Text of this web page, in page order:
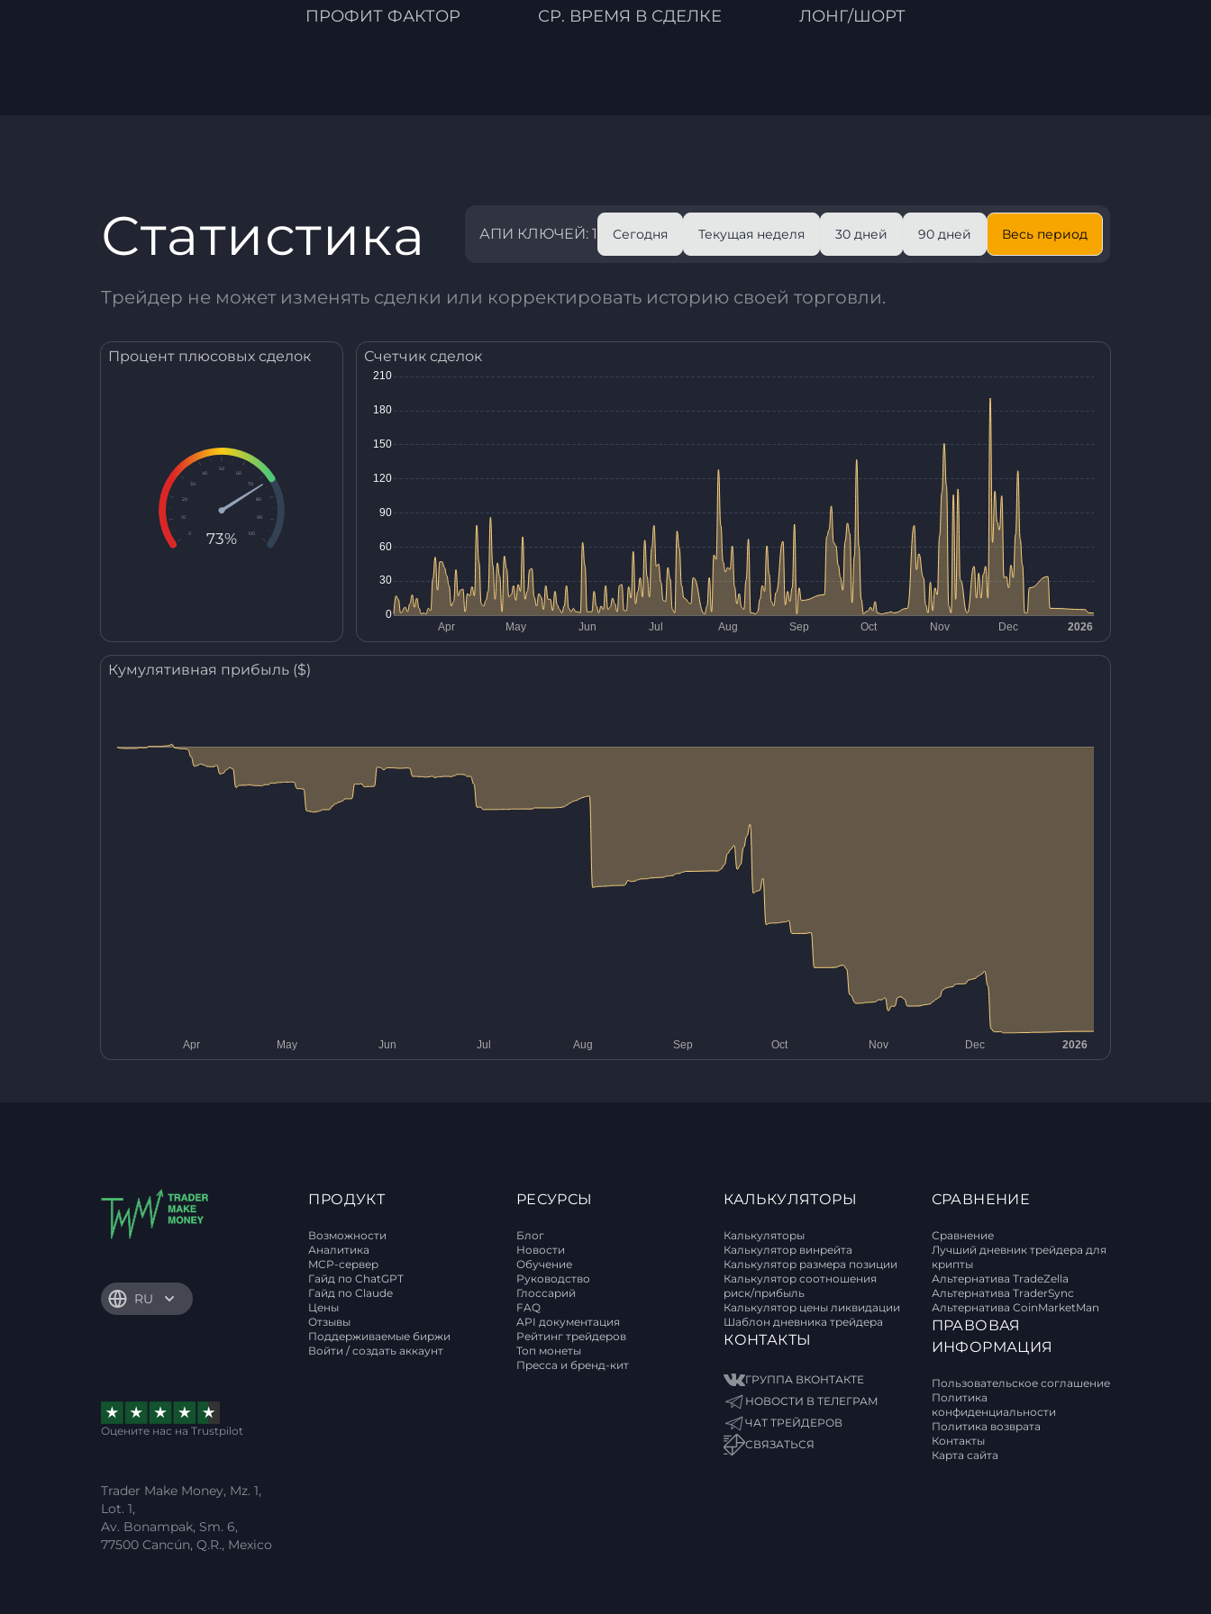
ПРОФИТ ФАКТОР СР. ВРЕМЯ В СДЕЛКЕ ЛОНГ/ШОРТ
Статистика АПИ КЛЮЧЕЙ: 1 Сегодня Текущая неделя 30 дней 90 дней Весь период
Трейдер не может изменять сделки или корректировать историю своей торговли.
Процент плюсовых сделок
0
10
20
30
40
50
60
70
80
90
100
73%
Счетчик сделок
Кумулятивная прибыль ($)
RU
Оцените нас на Trustpilot
Trader Make Money, Mz. 1,
Lot. 1,
Av. Bonampak, Sm. 6,
77500 Cancún, Q.R., Mexico
ПРОДУКТ
Возможности
Аналитика
MCP-сервер
Гайд по ChatGPT
Гайд по Claude
Цены
Отзывы
Поддерживаемые биржи
Войти / создать аккаунт
РЕСУРСЫ
Блог
Новости
Обучение
Руководство
Глоссарий
FAQ
API документация
Рейтинг трейдеров
Топ монеты
Пресса и бренд-кит
КАЛЬКУЛЯТОРЫ
Калькуляторы
Калькулятор винрейта
Калькулятор размера позиции
Калькулятор соотношения
риск/прибыль
Калькулятор цены ликвидации
Шаблон дневника трейдера
КОНТАКТЫ
ГРУППА ВКОНТАКТЕ
НОВОСТИ В ТЕЛЕГРАМ
ЧАТ ТРЕЙДЕРОВ
СВЯЗАТЬСЯ
СРАВНЕНИЕ
Сравнение
Лучший дневник трейдера для
крипты
Альтернатива TradeZella
Альтернатива TraderSync
Альтернатива CoinMarketMan
ПРАВОВАЯ
ИНФОРМАЦИЯ
Пользовательское соглашение
Политика
конфиденциальности
Политика возврата
Контакты
Карта сайта